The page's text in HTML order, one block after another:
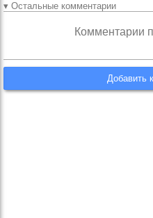
▾ Остальные комментарии
Комментарии
Добавить